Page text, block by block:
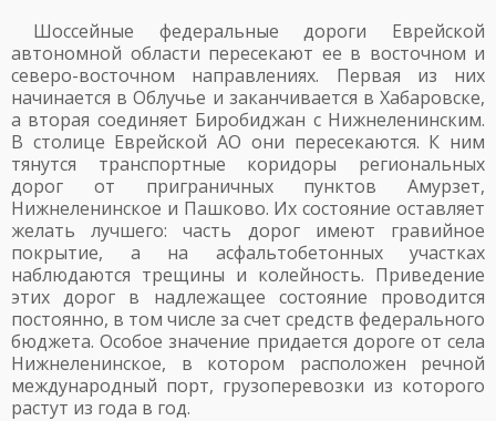
Шоссейные федеральные дороги Еврейской
автономной области пересекают ее в восточном и
северо-восточном направлениях. Первая из них
начинается в Облучье и заканчивается в Хабаровске,
а вторая соединяет Биробиджан с Нижнеленинским.
В столице Еврейской АО они пересекаются. К ним
тянутся транспортные коридоры региональных
дорог от приграничных пунктов Амурзет,
Нижнеленинское и Пашково. Их состояние оставляет
желать лучшего: часть дорог имеют гравийное
покрытие, а на асфальтобетонных участках
наблюдаются трещины и колейность. Приведение
этих дорог в надлежащее состояние проводится
постоянно, в том числе за счет средств федерального
бюджета. Особое значение придается дороге от села
Нижнеленинское, в котором расположен речной
международный порт, грузоперевозки из которого
растут из года в год.